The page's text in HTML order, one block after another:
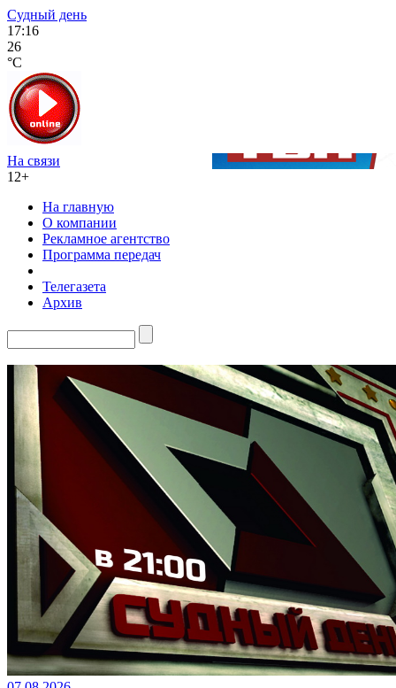
Судный день
17:16
26
°C
На связи
12+
На главную
О компании
Рекламное агентство
Программа передач
Телегазета
Архив